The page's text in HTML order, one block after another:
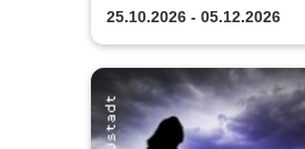
25.10.2026 - 05.12.2026